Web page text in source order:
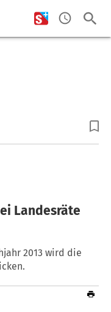
Landesräte
2013 wird die